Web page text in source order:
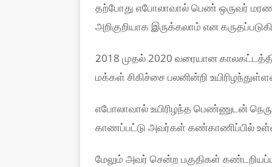
தற்போது எபோலாவால் பெண் ஒருவர்
அறிகுறியாக இருக்கலாம் என
2018 முதல் 2020 வரையான
மக்கள் சிகிச்சை பலனின்றி
எபோலாவால் உயிரிழந்த பெண்ணுடன்
காணப்பட்டு அவர்கள் கண்காணிப்பில்
மேலும் அவர் சென்ற பகுதிகள்